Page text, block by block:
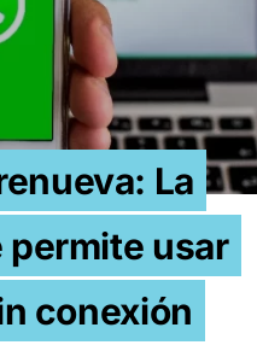
La
usar
conexión